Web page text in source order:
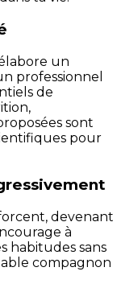
un
professionnel
de
sont
pour
devenant
à
habitudes sans
compagnon